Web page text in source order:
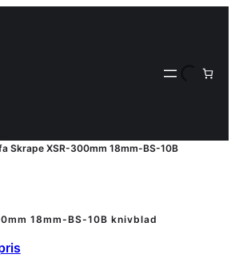
Skrape XSR-300mm 18mm-BS-10B
18mm-BS-10B knivblad